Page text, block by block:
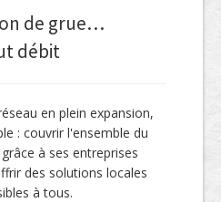
de grue…
débit
en plein expansion,
: couvrir l'ensemble du
à ses entreprises
des solutions locales
à tous.